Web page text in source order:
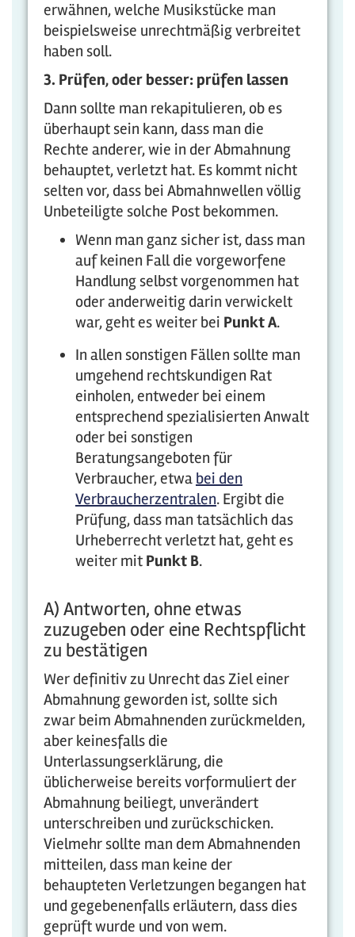
erwähnen, welche Musikstücke man
beispielsweise unrechtmäßig verbreitet
haben soll.
3. Prüfen, oder besser: prüfen lassen
Dann sollte man rekapitulieren, ob es
überhaupt sein kann, dass man die
Rechte anderer, wie in der Abmahnung
behauptet, verletzt hat. Es kommt nicht
selten vor, dass bei Abmahnwellen völlig
Unbeteiligte solche Post bekommen.
Wenn man ganz sicher ist, dass man
auf keinen Fall die vorgeworfene
Handlung selbst vorgenommen hat
oder anderweitig darin verwickelt
war, geht es weiter bei Punkt A.
In allen sonstigen Fällen sollte man
umgehend rechtskundigen Rat
einholen, entweder bei einem
entsprechend spezialisierten Anwalt
oder bei sonstigen
Beratungsangeboten für
Verbraucher, etwa bei den
Verbraucherzentralen. Ergibt die
Prüfung, dass man tatsächlich das
Urheberrecht verletzt hat, geht es
weiter mit Punkt B.
A) Antworten, ohne etwas
zuzugeben oder eine Rechtspflicht
zu bestätigen
Wer definitiv zu Unrecht das Ziel einer
Abmahnung geworden ist, sollte sich
zwar beim Abmahnenden zurückmelden,
aber keinesfalls die
Unterlassungserklärung, die
üblicherweise bereits vorformuliert der
Abmahnung beiliegt, unverändert
unterschreiben und zurückschicken.
Vielmehr sollte man dem Abmahnenden
mitteilen, dass man keine der
behaupteten Verletzungen begangen hat
und gegebenenfalls erläutern, dass dies
geprüft wurde und von wem.